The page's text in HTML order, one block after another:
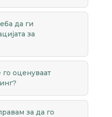
да ги
за
оценуваат
за да го